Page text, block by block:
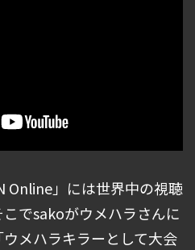
Online」には世界中の視聴
でsakoがウメハラさんに
メハラキラーとして大会